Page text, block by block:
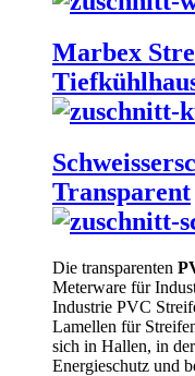
Marbex
Transparent
Die transparenten
Meterware für
Industrie PVC
Lamellen für
sich in Hallen, in
Energieschutz und